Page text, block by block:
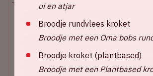
KOOP TICKETS →
BLIJF OP DE HOOGTE
ui en atjar
Broodje rundvlees kroket
Broodje met een Oma bobs
Broodje kroket (plantbased)
Broodje met een Plantbased